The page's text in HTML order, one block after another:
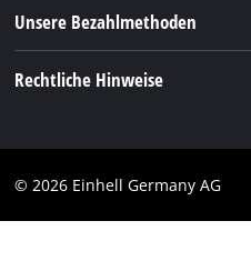
Hinweise zur Batterieentsorgung
Vertrag widerrufen
Linkedin
Unsere Bezahlmethoden
Rechtliche Hinweise
Impressum
© 2026 Einhell Germany AG